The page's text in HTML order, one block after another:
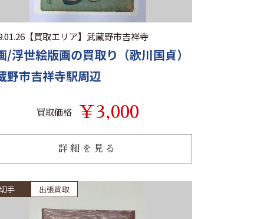
【買取エリア】 武蔵野市吉祥寺
/浮世絵版画の買取り（歌川国貞）
野市吉祥寺駅周辺
買取価格 ￥3,000
詳細を見る
切手 出張買取